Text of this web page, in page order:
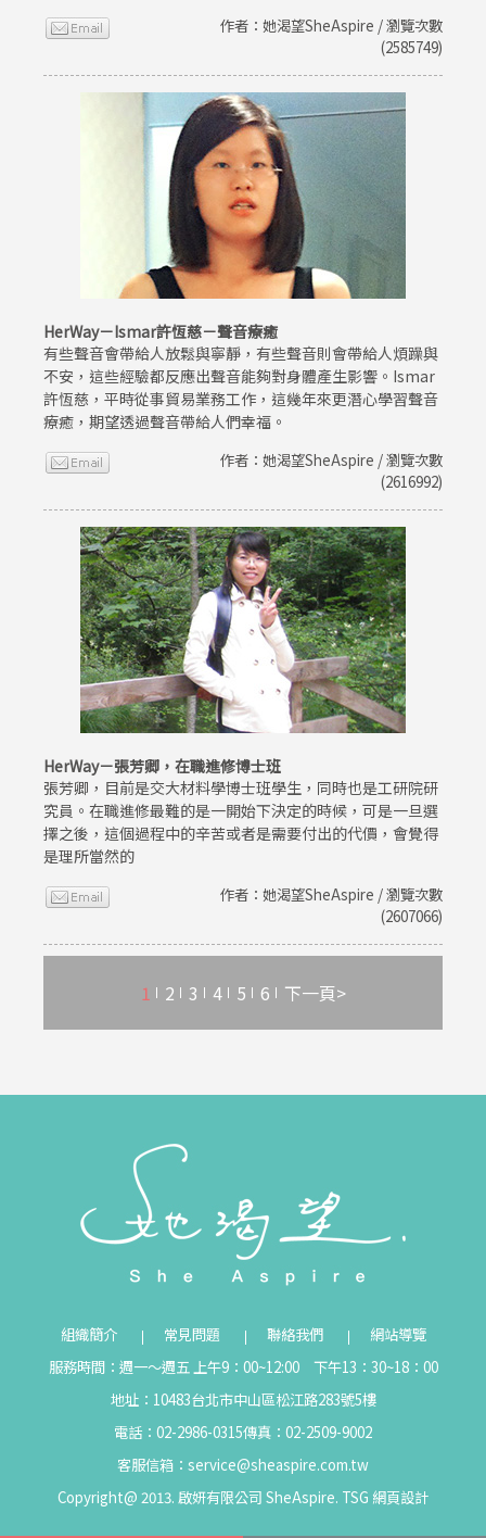
作者：她渴望SheAspire / 瀏覽次數
(2585749)
HerWay－Ismar許恆慈－聲音療癒
有些聲音會帶給人放鬆與寧靜，有些聲音則會帶給人煩躁與
不安，這些經驗都反應出聲音能夠對身體產生影響。Ismar
許恆慈，平時從事貿易業務工作，這幾年來更潛心學習聲音
療癒，期望透過聲音帶給人們幸福。
作者：她渴望SheAspire / 瀏覽次數
(2616992)
HerWay－張芳卿，在職進修博士班
張芳卿，目前是交大材料學博士班學生，同時也是工研院研
究員。在職進修最難的是一開始下決定的時候，可是一旦選
擇之後，這個過程中的辛苦或者是需要付出的代價，會覺得
是理所當然的
作者：她渴望SheAspire / 瀏覽次數
(2607066)
1 2 3 4 5 6 下一頁>
組織簡介 常見問題 聯絡我們
網站導覽
服務時間：週一～週五 上午9：00~12:00 下午13：30~18：00
地址：10483台北市中山區松江路283號5樓
電話：02-2986-0315傳真：02-2509-9002
客服信箱： service@sheaspire.com.tw
Copyright@ 2013. 啟妍有限公司 SheAspire. TSG 網頁設計